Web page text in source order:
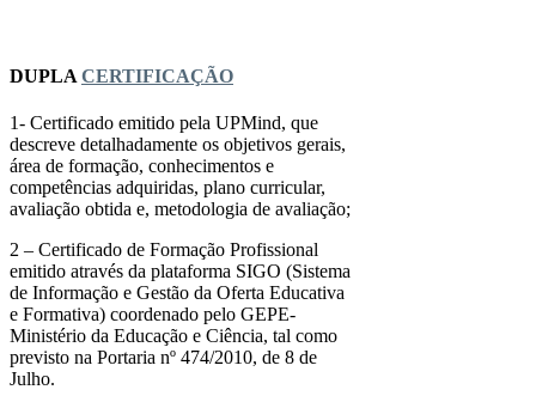
DUPLA CERTIFICAÇÃO
1- Certificado emitido pela UPMind, que
descreve detalhadamente os objetivos gerais,
área de formação, conhecimentos e
competências adquiridas, plano curricular,
avaliação obtida e, metodologia de avaliação;
2 – Certificado de Formação Profissional
emitido através da plataforma SIGO (Sistema
de Informação e Gestão da Oferta Educativa
e Formativa) coordenado pelo GEPE-
Ministério da Educação e Ciência, tal como
previsto na Portaria nº 474/2010, de 8 de
Julho.